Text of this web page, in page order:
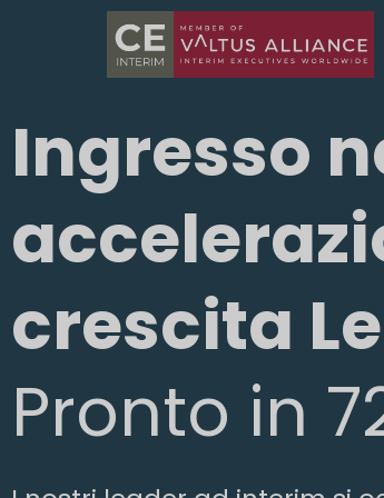
Ingresso
crescita
Pronto in